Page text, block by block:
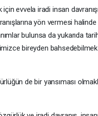
evvela iradi insan
yön vermesi
bulunsa da yukarıda
bireyden
de bir yansıması